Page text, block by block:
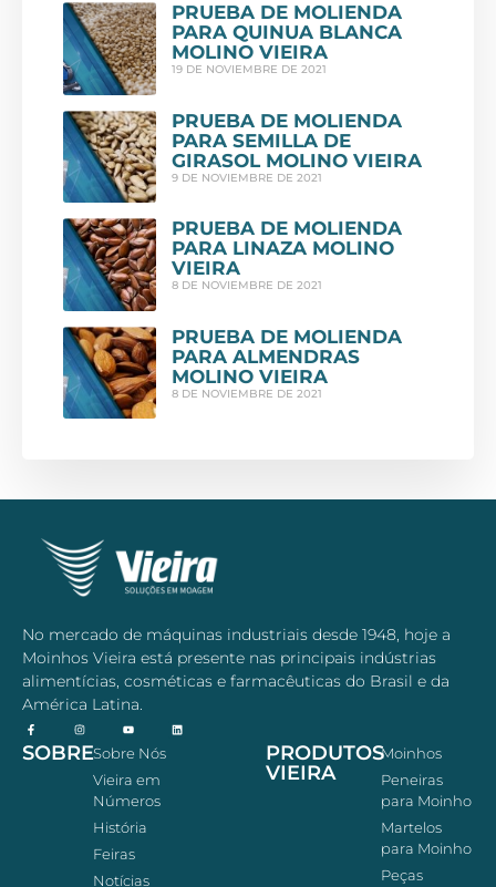
PRUEBA DE MOLIENDA
PARA QUINUA BLANCA
MOLINO VIEIRA
19 DE NOVIEMBRE DE 2021
PRUEBA DE MOLIENDA
PARA SEMILLA DE
GIRASOL MOLINO VIEIRA
9 DE NOVIEMBRE DE 2021
PRUEBA DE MOLIENDA
PARA LINAZA MOLINO
VIEIRA
8 DE NOVIEMBRE DE 2021
PRUEBA DE MOLIENDA
PARA ALMENDRAS
MOLINO VIEIRA
8 DE NOVIEMBRE DE 2021
No mercado de máquinas industriais desde 1948, hoje a
Moinhos Vieira está presente nas principais indústrias
alimentícias, cosméticas e farmacêuticas do Brasil e da
América Latina.
SOBRESobre Nós
Vieira em
Números
História
Feiras
Notícias
PRODUTOS
VIEIRA
Moinhos
Peneiras
para Moinho
Martelos
para Moinho
Peças